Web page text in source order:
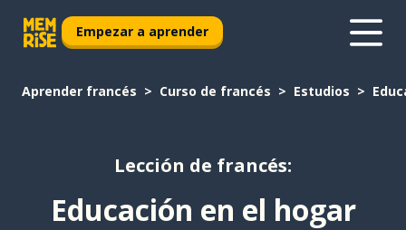
Empezar a aprender
Aprender francés Curso de francés Estudios
Lección de francés:
Educación en el hogar